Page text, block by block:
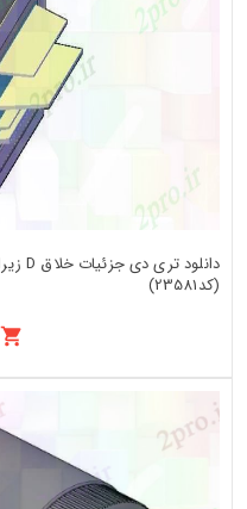
(کد23581)